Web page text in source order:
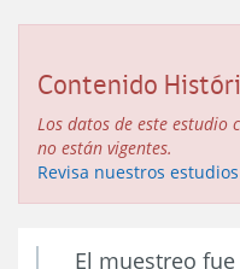
Contenido
Los datos de este estudio
no están vigentes.
Revisa nuestros
El muestreo fue